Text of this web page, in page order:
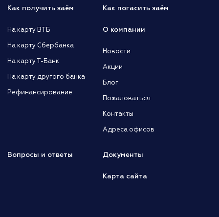
Как получить заём
На карту ВТБ
На карту Сбербанка
На карту Т-Банк
На карту другого банка
Рефинансирование
Как погасить заём
О компании
Новости
Акции
Блог
Пожаловаться
Контакты
Адреса офисов
Вопросы и ответы Документы
Карта сайта